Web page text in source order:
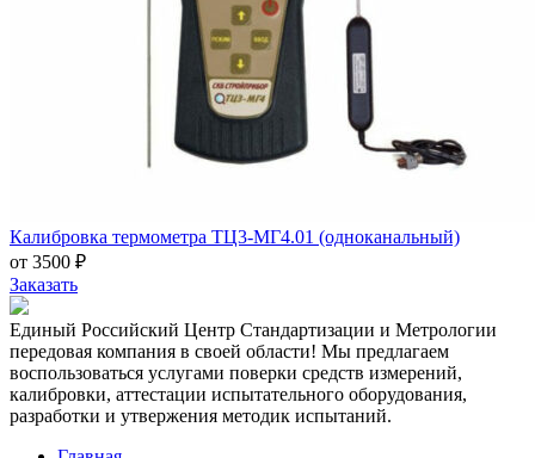
Калибровка термометра ТЦ3-МГ4.01 (одноканальный)
от 3500 ₽
Заказать
Единый Российский Центр Стандартизации и Метрологии
передовая компания в своей области! Мы предлагаем
воспользоваться услугами поверки средств измерений,
калибровки, аттестации испытательного оборудования,
разработки и утвержения методик испытаний.